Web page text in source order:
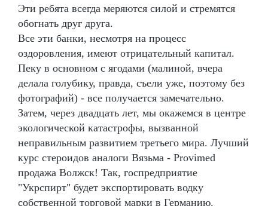
Эти ребята всегда меряются силой и стремятся
обогнать друг друга.
Все эти банки, несмотря на процесс
оздоровления, имеют отрицательный капитал.
Пеку в основном с ягодами (малиной, вчера
делала голубику, правда, съели уже, поэтому без
фотографий) - все получается замечательно.
Затем, через двадцать лет, мы окажемся в центре
экологической катастрофы, вызванной
неправильным развитием третьего мира. Лучший
курс стероидов аналоги Вязьма - Provimed
продажа Волжск! Так, госпредприятие
"Укрспирт" будет экспортировать водку
собственной торговой марки в Германию.